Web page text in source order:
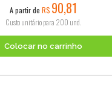
A partir de R$ 90,81
Custo unitário para 200 und.
Colocar no carrinho